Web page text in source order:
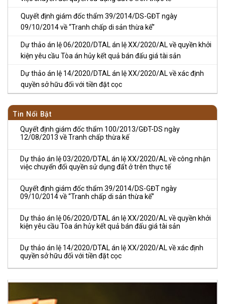
Quyết định giám đốc thẩm 39/2014/DS-GĐT ngày
09/10/2014 về “Tranh chấp di sản thừa kế”
Dự thảo án lệ 06/2020/DTAL án lệ XX/2020/AL về quyền khởi
kiện yêu cầu Tòa án hủy kết quả bán đấu giá tài sản
Dự thảo án lệ 14/2020/DTAL án lệ XX/2020/AL về xác định
quyền sở hữu đối với tiền đặt cọc
Tin Nổi Bật
Quyết định giám đốc thẩm 100/2013/GĐT-DS ngày
12/08/2013 về Tranh chấp thừa kế
Dự thảo án lệ 03/2020/DTAL án lệ XX/2020/AL về công nhận
việc chuyển đổi quyền sử dụng đất ở trên thực tế
Quyết định giám đốc thẩm 39/2014/DS-GĐT ngày
09/10/2014 về “Tranh chấp di sản thừa kế”
Dự thảo án lệ 06/2020/DTAL án lệ XX/2020/AL về quyền khởi
kiện yêu cầu Tòa án hủy kết quả bán đấu giá tài sản
Dự thảo án lệ 14/2020/DTAL án lệ XX/2020/AL về xác định
quyền sở hữu đối với tiền đặt cọc